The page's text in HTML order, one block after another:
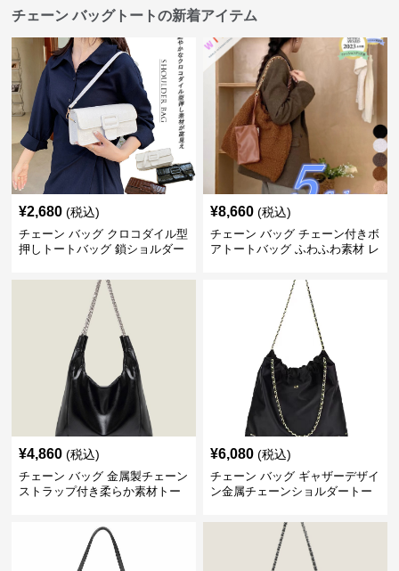
チェーン バッグトートの新着アイテム
¥2,680 (税込)
チェーン バッグ クロコダイル型
押しトートバッグ 鎖ショルダー
¥8,660 (税込)
チェーン バッグ チェーン付きボ
アトートバッグ ふわふわ素材 レ
¥4,860 (税込)
チェーン バッグ 金属製チェーン
ストラップ付き柔らか素材トー
¥6,080 (税込)
チェーン バッグ ギャザーデザイ
ン金属チェーンショルダートー